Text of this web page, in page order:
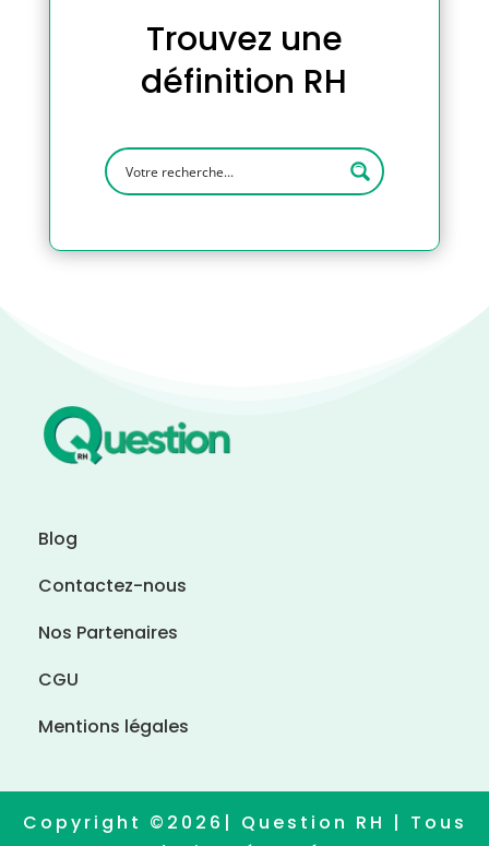
Trouvez une
définition RH
Blog
Contactez-nous
Nos Partenaires
CGU
Mentions légales
Copyright ©2026| Question RH | Tous